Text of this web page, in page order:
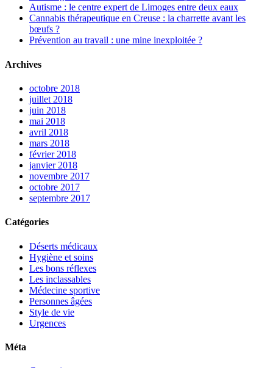
Autisme : le centre expert de Limoges entre deux eaux
Cannabis thérapeutique en Creuse : la charrette avant les
bœufs ?
Prévention au travail : une mine inexploitée ?
Archives
octobre 2018
juillet 2018
juin 2018
mai 2018
avril 2018
mars 2018
février 2018
janvier 2018
novembre 2017
octobre 2017
septembre 2017
Catégories
Déserts médicaux
Hygiène et soins
Les bons réflexes
Les inclassables
Médecine sportive
Personnes âgées
Style de vie
Urgences
Méta